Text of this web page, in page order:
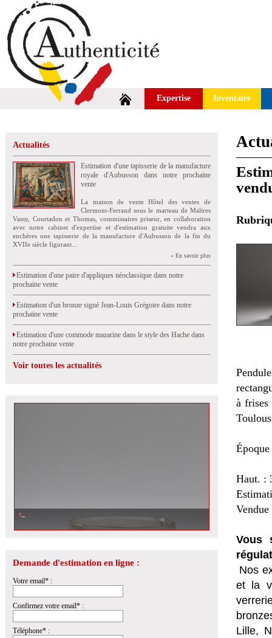
Expertise Inventaire
Actualités
Estimation d'une tapisserie de la manufacture
royale d'Aubusson dans notre prochaine
vente
La maison de vente Hôtel des ventes de
Clermont-Ferrand sous le marteau de Maîtres
Vassy, Courtadon et Thomas, commissaires priseur, en collaboration
avec notre cabinet d'expertise et d'estimation gratuite vendra aux
enchères une tapisserie de la manufacture d'Aubusson de la fin du
XVIIe siècle figurant...
» En savoir plus
Estimation d'une paire d'appliques néoclassique dans notre
prochaine vente
Estimation d'un bronze signé Jean-Louis Grégoire dans notre
prochaine vente
Estimation d'une commode mazarine dans le style des Hache dans
notre prochaine vente
Voir toutes les actualités
Demande d'estimation en ligne :
Votre email* :
Confirmez votre email* :
Téléphone* :
à frises
Haut. :
Vous
Nos
et la
Lille,